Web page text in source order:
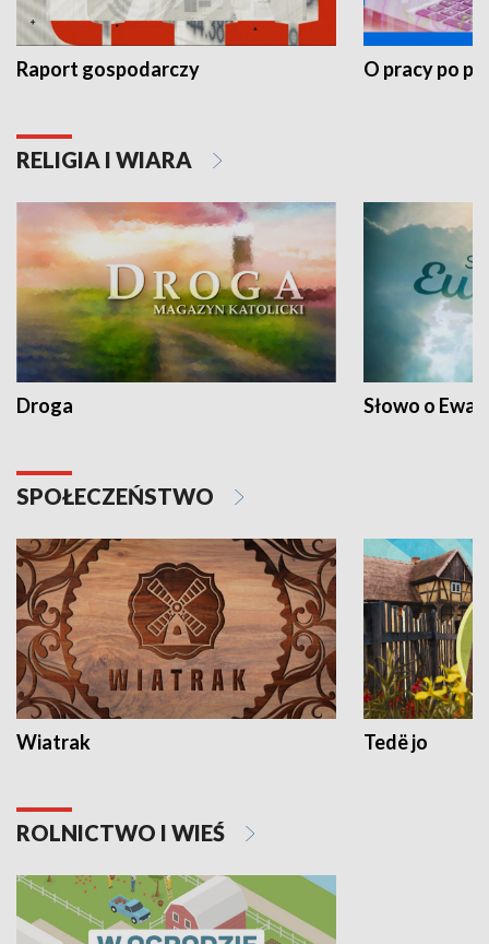
Raport gospodarczy O pracy po
RELIGIA I WIARA
Droga Słowo o
SPOŁECZEŃSTWO
Wiatrak Tedë jo
ROLNICTWO I WIEŚ